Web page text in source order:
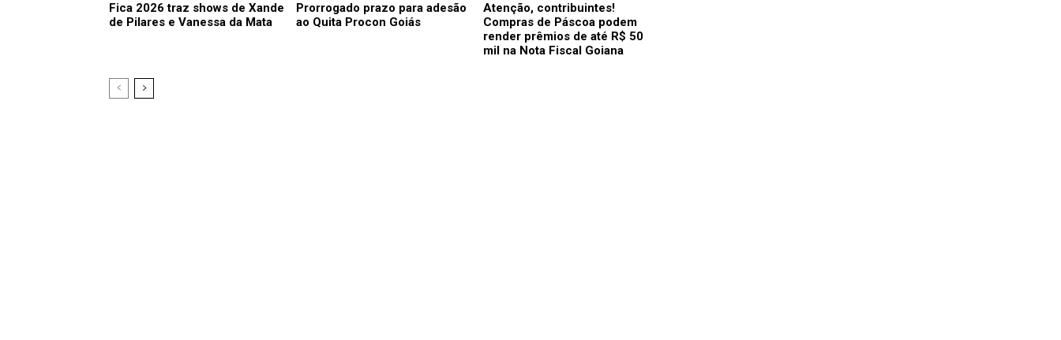
Fica 2026 traz shows de Xande
de Pilares e Vanessa da Mata
Prorrogado prazo para adesão
ao Quita Procon Goiás
Atenção, contribuintes!
Compras de Páscoa podem
render prêmios de até R$ 50
mil na Nota Fiscal Goiana